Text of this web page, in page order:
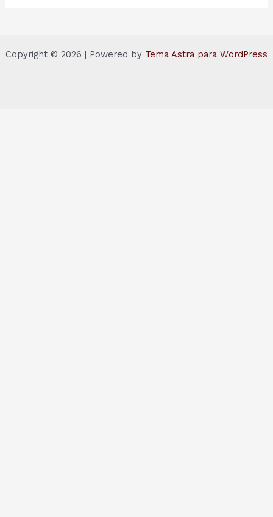
Copyright © 2026 | Powered by Tema Astra para WordPress